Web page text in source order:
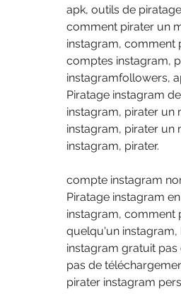
apk, outils de
comment pirater un
instagram, comment
comptes instagram,
instagramfollowers,
Piratage instagram
instagram, pirater un
instagram, pirater un
instagram, pirater.
compte instagram
Piratage instagram
instagram, comment
quelqu'un instagram,
instagram gratuit pas
pas de
pirater instagram